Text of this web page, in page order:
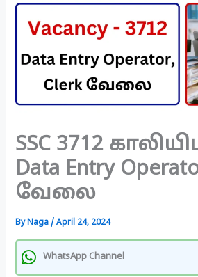
SSC 3712
Data Entry
வேலை
ByNaga/April 24, 2024
WhatsApp Channel